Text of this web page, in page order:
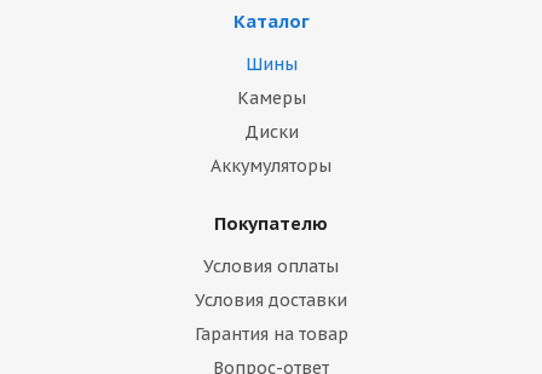
Каталог
Шины
Камеры
Диски
Аккумуляторы
Покупателю
Условия оплаты
Условия доставки
Гарантия на товар
Вопрос-ответ